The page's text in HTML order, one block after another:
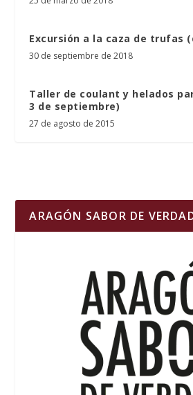
Excursión a la caza de trufas
30 de septiembre de 2018
Taller de coulant y helados
3 de septiembre)
27 de agosto de 2015
ARAGÓN SABOR DE